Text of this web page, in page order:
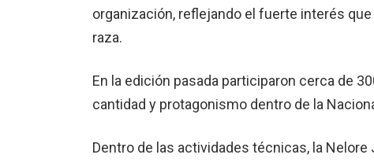
organización, reflejando el fuerte interés
raza.
En la edición pasada participaron cerca de
cantidad y protagonismo dentro de la
Dentro de las actividades técnicas, la